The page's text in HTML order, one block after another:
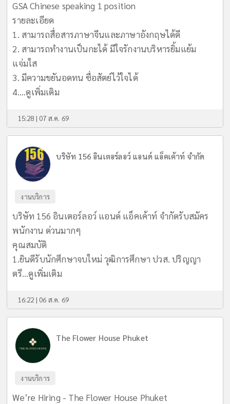
GSA Chinese speaking 1 position
รายละเอียด
1. สามารถสื่อสารภาษาจีนและภาษาอังกฤษได้ดี
2. สามารถทำงานเป็นกะได้ มีใจรักงานบริหารยิ้มแย้ม
แจ่มใส
3. มีความขยันอดทน ซื่อสัตย์ไว้ใจได้
4....ดูเพิ่มเติม
15:28 | 07 ส.ค. 69
บริษัท 156 อินเตอร์ลอว์ แอนด์ แอ็คเค้าท์ จำกัด
งานบริการ
บริษัท 156 อินเตอร์ลอว์ แอนด์ แอ็คเค้าท์ จำกัดรับสมัคร
พนักงาน ด่วนมากๆ
คุณสมบัติ
1.ยินดีรับนักศึกษาจบใหม่ วุฒิการศึกษา ปวส. ปริญญา
ตรี...ดูเพิ่มเติม
16:22 | 06 ส.ค. 69
The Flower House Phuket
งานบริการ
We’re Hiring - The Flower House Phuket